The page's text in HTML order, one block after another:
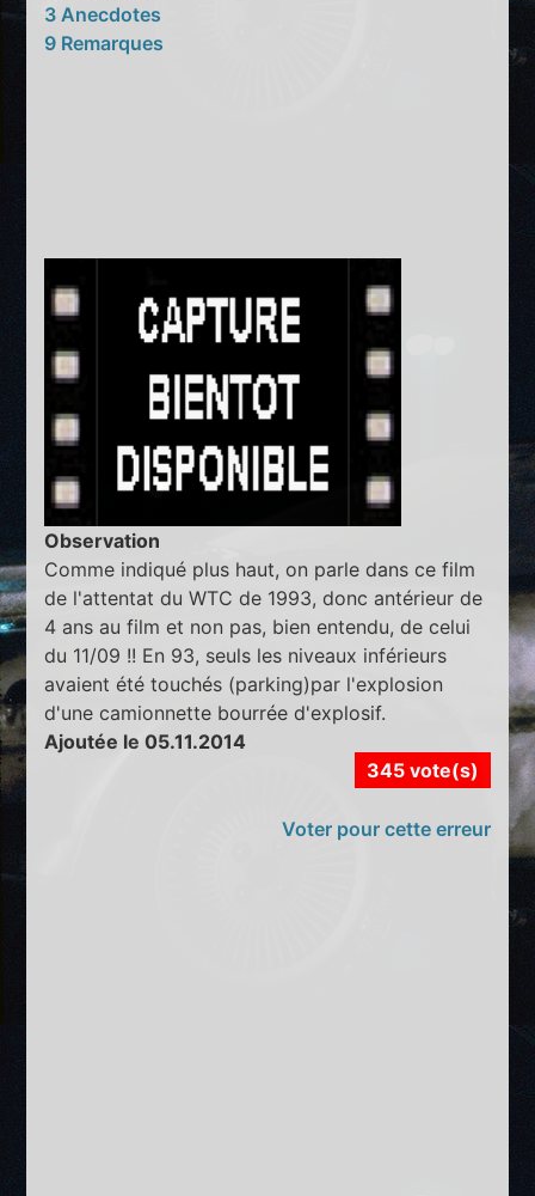
3 Anecdotes
9 Remarques
Observation
Comme indiqué plus haut, on parle dans ce film
de l'attentat du WTC de 1993, donc antérieur de
4 ans au film et non pas, bien entendu, de celui
du 11/09 !! En 93, seuls les niveaux inférieurs
avaient été touchés (parking)par l'explosion
d'une camionnette bourrée d'explosif.
Ajoutée le 05.11.2014
345 vote(s)
Voter pour cette erreur